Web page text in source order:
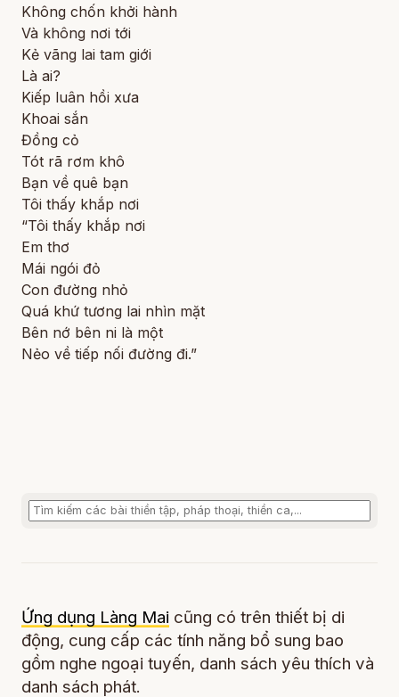
Không chốn khởi hành
Và không nơi tới
Kẻ vãng lai tam giới
Là ai?
Kiếp luân hồi xưa
Khoai sắn
Đồng cỏ
Tót rã rơm khô
Bạn về quê bạn
Tôi thấy khắp nơi
“Tôi thấy khắp nơi
Em thơ
Mái ngói đỏ
Con đường nhỏ
Quá khứ tương lai nhìn mặt
Bên nớ bên ni là một
Nẻo về tiếp nối đường đi.”
Ứng dụng Làng Mai cũng có trên thiết bị di
động, cung cấp các tính năng bổ sung bao
gồm nghe ngoại tuyến, danh sách yêu thích và
danh sách phát.